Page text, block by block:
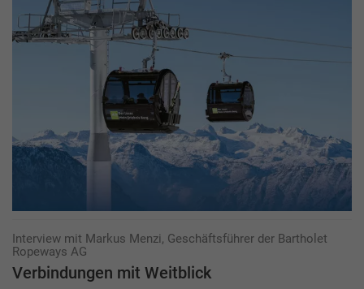
Interview mit Markus Menzi, Geschäftsführer der Bartholet
Ropeways AG
Verbindungen mit Weitblick